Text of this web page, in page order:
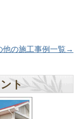
他の施工事例一覧→
ト